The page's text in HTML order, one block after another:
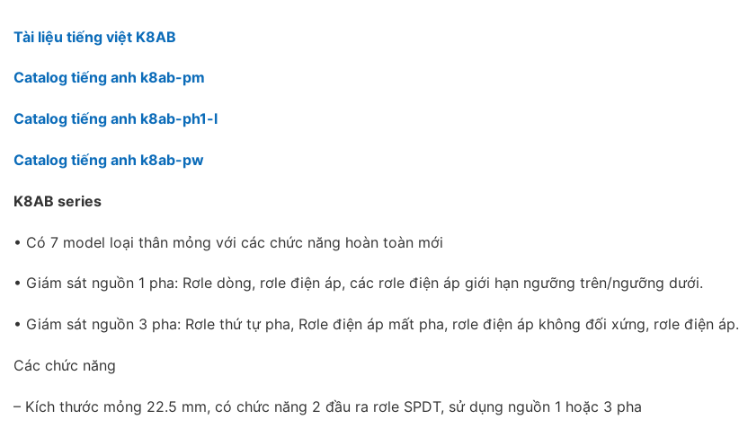
Tài liệu tiếng việt K8AB
Catalog tiếng anh k8ab-pm
Catalog tiếng anh k8ab-ph1-l
Catalog tiếng anh k8ab-pw
K8AB series
• Có 7 model loại thân mỏng với các chức năng hoàn toàn mới
• Giám sát nguồn 1 pha: Rơle dòng, rơle điện áp, các rơle điện áp giới hạn ngưỡng trên/ngưỡng dưới.
• Giám sát nguồn 3 pha: Rơle thứ tự pha, Rơle điện áp mất pha, rơle điện áp không đối xứng, rơle điện áp.
Các chức năng
– Kích thước mỏng 22.5 mm, có chức năng 2 đầu ra rơle SPDT, sử dụng nguồn 1 hoặc 3 pha